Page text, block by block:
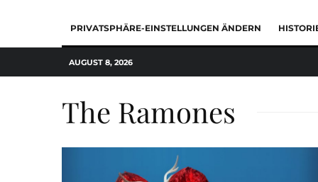
PRIVATSPHÄRE-EINSTELLUNGEN ÄNDERN
AUGUST 8, 2026
The Ramones